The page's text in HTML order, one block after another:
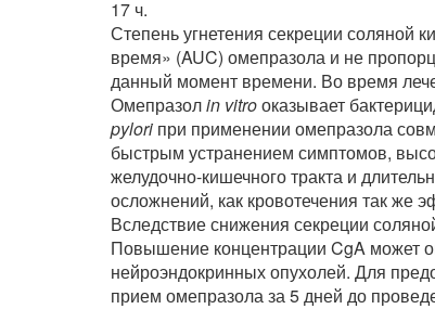
17 ч.
Степень угнетения секреции соляной
время» (AUC) омепразола и не
данный момент времени. Во время
Омепразолin vitroоказывает
pylori при применении омепразола
быстрым устранением симптомов,
желудочно-кишечного тракта и
осложнений, как кровотечения так же
Вследствие снижения секреции
Повышение концентрации CgA может
нейроэндокринных опухолей. Для
прием омепразола за 5 дней до